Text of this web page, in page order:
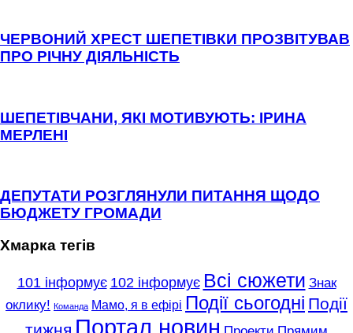
ЧЕРВОНИЙ ХРЕСТ ШЕПЕТІВКИ ПРОЗВІТУВАВ
ПРО РІЧНУ ДІЯЛЬНІСТЬ
ШЕПЕТІВЧАНИ, ЯКІ МОТИВУЮТЬ: ІРИНА
МЕРЛЕНІ
ДЕПУТАТИ РОЗГЛЯНУЛИ ПИТАННЯ ЩОДО
БЮДЖЕТУ ГРОМАДИ
Хмарка тегів
101 інформує 102 інформує Всі сюжети Знак
оклику! Команда Мамо, я в ефірі Події сьогодні Події
тижня Портал новин